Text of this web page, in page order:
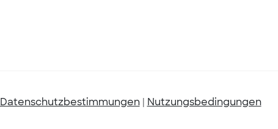
Datenschutzbestimmungen| Nutzungsbedingungen